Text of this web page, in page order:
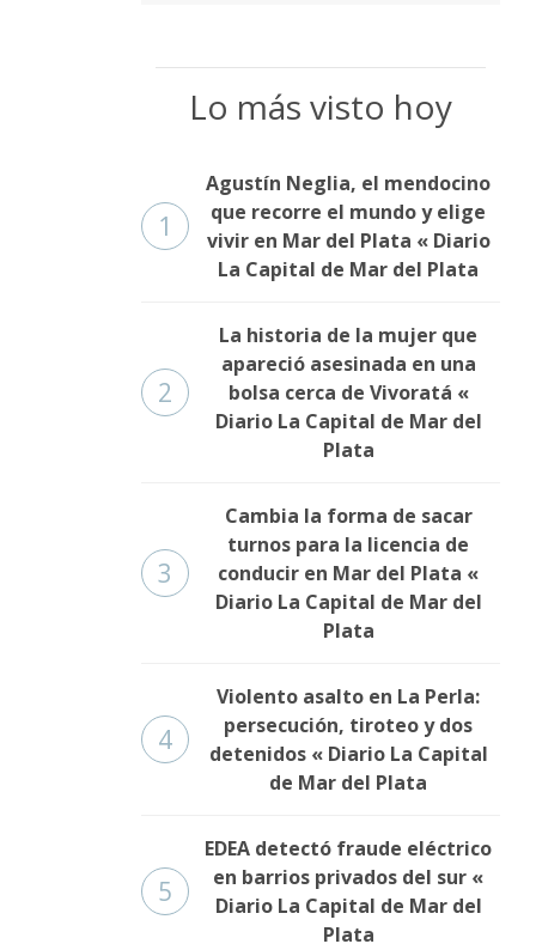
Lo más visto hoy
1
Agustín Neglia, el mendocino
que recorre el mundo y elige
vivir en Mar del Plata « Diario
La Capital de Mar del Plata
2
La historia de la mujer que
apareció asesinada en una
bolsa cerca de Vivoratá «
Diario La Capital de Mar del
Plata
3
Cambia la forma de sacar
turnos para la licencia de
conducir en Mar del Plata «
Diario La Capital de Mar del
Plata
4
Violento asalto en La Perla:
persecución, tiroteo y dos
detenidos « Diario La Capital
de Mar del Plata
5
EDEA detectó fraude eléctrico
en barrios privados del sur «
Diario La Capital de Mar del
Plata